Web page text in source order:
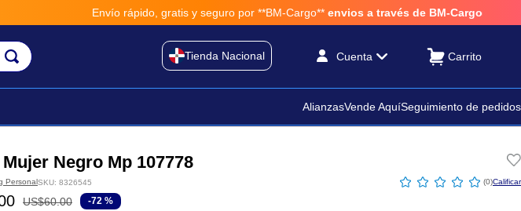
Envío rápido, gratis y seguro por **BM-Cargo** envios a través de BM-Cargo
Tienda Nacional Cuenta
AlianzasVende AquíSeguimiento de pedidos
Negro Mp 107778
PersonalSKU: 8326545 ☆ ☆ ☆ ☆ ☆ (0)
US$60.00 -72 %